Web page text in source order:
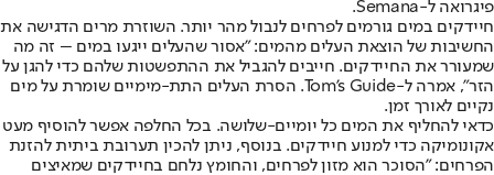
פיגרואה ל-Semana.
חיידקים במים גורמים לפרחים לנבול מהר יותר. השוזרת מרים הדגישה את
החשיבות של הוצאת העלים מהמים: "אסור שהעלים ייגעו במים – זה מה
שמעורר את החיידקים. חייבים להגביל את ההתפשטות שלהם כדי להגן על
הזר", אמרה ל-Tom's Guide. הסרת העלים התת-מימיים שומרת על מים
נקיים לאורך זמן.
כדאי להחליף את המים כל יומיים-שלושה. בכל החלפה אפשר להוסיף מעט
אקונומיקה כדי למנוע חיידקים. בנוסף, ניתן להכין תערובת ביתית להזנת
הפרחים: "הסוכר הוא מזון לפרחים, והחומץ נלחם בחיידקים שמאיצים